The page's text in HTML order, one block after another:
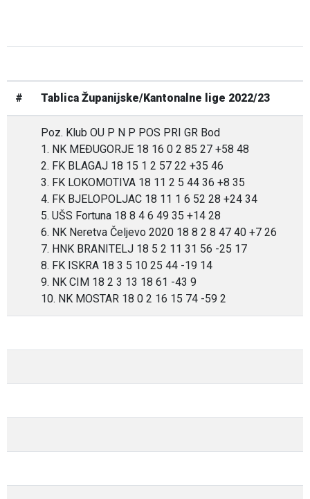
# Tablica Županijske/Kantonalne lige 2022/23
Poz. Klub OU P N P POS PRI GR Bod
1. NK MEĐUGORJE 18 16 0 2 85 27 +58 48
2. FK BLAGAJ 18 15 1 2 57 22 +35 46
3. FK LOKOMOTIVA 18 11 2 5 44 36 +8 35
4. FK BJELOPOLJAC 18 11 1 6 52 28 +24 34
5. UŠS Fortuna 18 8 4 6 49 35 +14 28
6. NK Neretva Čeljevo 2020 18 8 2 8 47 40 +7 26
7. HNK BRANITELJ 18 5 2 11 31 56 -25 17
8. FK ISKRA 18 3 5 10 25 44 -19 14
9. NK CIM 18 2 3 13 18 61 -43 9
10. NK MOSTAR 18 0 2 16 15 74 -59 2